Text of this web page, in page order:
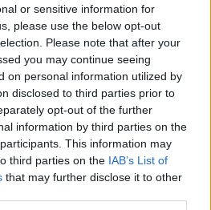
or sensitive information for
please use the below opt-out
Please note that after your
you may continue seeing
on personal information utilized by
disclosed to third parties prior to
opt-out of the further
information by third parties on the
This information may
third parties on the IAB’s List of
that may further disclose it to other
tovább